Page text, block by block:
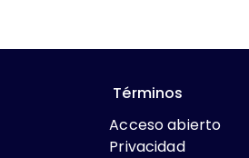
Términos
Acceso abierto
Privacidad